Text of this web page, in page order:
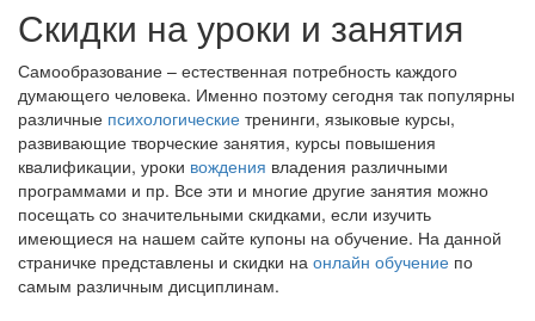
Скидки на уроки и занятия
Самообразование – естественная потребность каждого
думающего человека. Именно поэтому сегодня так популярны
различные психологические тренинги, языковые курсы,
развивающие творческие занятия, курсы повышения
квалификации, уроки вождения владения различными
программами и пр. Все эти и многие другие занятия можно
посещать со значительными скидками, если изучить
имеющиеся на нашем сайте купоны на обучение. На данной
страничке представлены и скидки на онлайн обучение по
самым различным дисциплинам.